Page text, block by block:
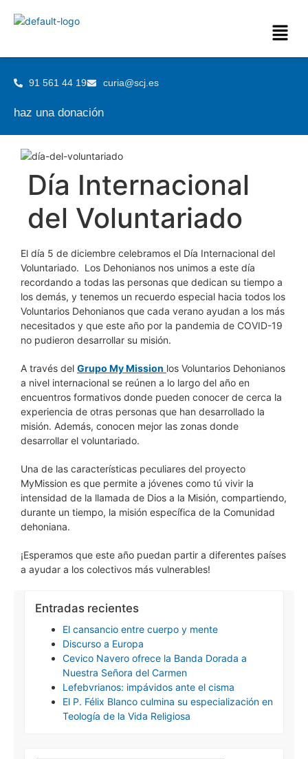
91 561 44 19 curia@scj.es
haz una donación
Día Internacional
del Voluntariado
El día 5 de diciembre celebramos el Día Internacional del
Voluntariado. Los Dehonianos nos unimos a este día
recordando a todas las personas que dedican su tiempo a
los demás, y tenemos un recuerdo especial hacia todos los
Voluntarios Dehonianos que cada verano ayudan a los más
necesitados y que este año por la pandemia de COVID-19
no pudieron desarrollar su misión.
A través del Grupo My Mission los Voluntarios Dehonianos
a nivel internacional se reúnen a lo largo del año en
encuentros formativos donde pueden conocer de cerca la
experiencia de otras personas que han desarrollado la
misión. Además, conocen mejor las zonas donde
desarrollar el voluntariado.
Una de las características peculiares del proyecto
MyMission es que permite a jóvenes como tú vivir la
intensidad de la llamada de Dios a la Misión, compartiendo,
durante un tiempo, la misión específica de la Comunidad
dehoniana.
¡Esperamos que este año puedan partir a diferentes países
a ayudar a los colectivos más vulnerables!
Entradas recientes
El cansancio entre cuerpo y mente
Discurso a Europa
Cevico Navero ofrece la Banda Dorada a
Nuestra Señora del Carmen
Lefebvrianos: impávidos ante el cisma
El P. Félix Blanco culmina su especialización en
Teología de la Vida Religiosa